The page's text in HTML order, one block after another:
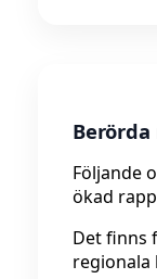
Följande
ökad
Det finns